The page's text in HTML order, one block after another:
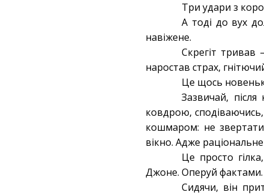
Три удари з
А тоді до вух
навіжене.
Скрегіт тривав
наростав страх,
Це щось
Зазвичай,
ковдрою,
кошмаром: не
вікно. Адже
Це просто
Джоне. Оперуй фактами.
Сидячи, він